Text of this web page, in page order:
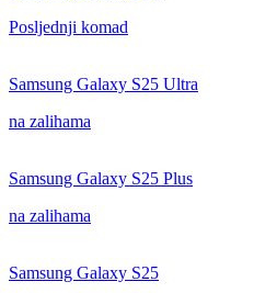
Posljednji komad
Samsung Galaxy S25 Ultra
na zalihama
Samsung Galaxy S25 Plus
na zalihama
Samsung Galaxy S25